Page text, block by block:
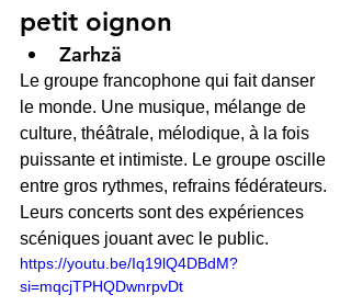
petit oignon
Zarhzä
Le groupe francophone qui fait danser
le monde. Une musique, mélange de
culture, théâtrale, mélodique, à la fois
puissante et intimiste. Le groupe oscille
entre gros rythmes, refrains fédérateurs.
Leurs concerts sont des expériences
scéniques jouant avec le public.
https://youtu.be/Iq19lQ4DBdM?
si=mqcjTPHQDwnrpvDt